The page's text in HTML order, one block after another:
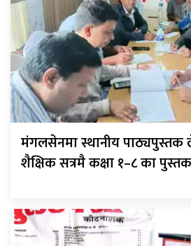
मंगलसेनमा स्थानीय
शैक्षिक सत्रमै कक्षा १–८ का